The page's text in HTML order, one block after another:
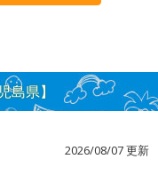
島県】
2026/08/07 更新